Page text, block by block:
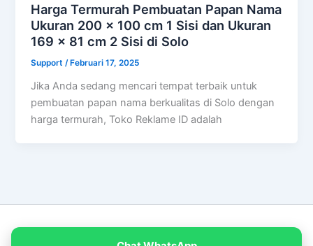
Harga Termurah Pembuatan Papan Nama
Ukuran 200 x 100 cm 1 Sisi dan Ukuran
169 x 81 cm 2 Sisi di Solo
Support/Februari 17, 2025
Jika Anda sedang mencari tempat terbaik untuk
pembuatan papan nama berkualitas di Solo dengan
harga termurah, Toko Reklame ID adalah